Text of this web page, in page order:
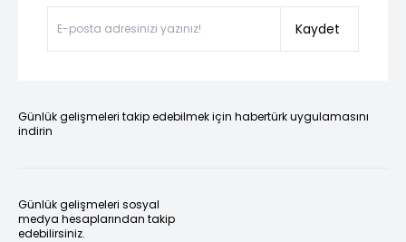
Kaydet
Günlük gelişmeleri takip edebilmek için habertürk uygulamasını
indirin
Günlük gelişmeleri sosyal
medya hesaplarından takip
edebilirsiniz.